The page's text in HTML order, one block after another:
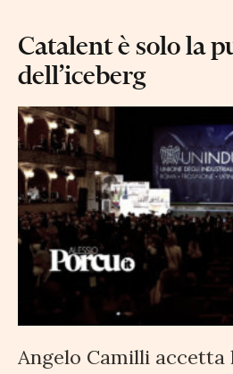
Catalent è solo la
dell’iceberg
Angelo Camilli accetta